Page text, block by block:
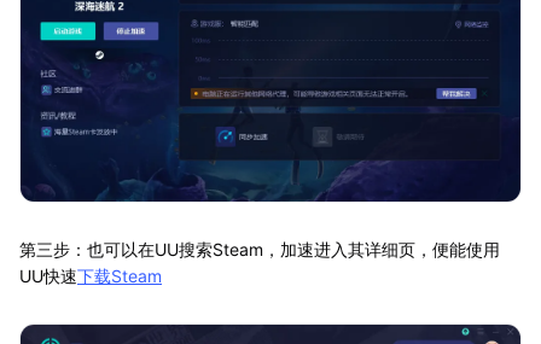
第三步：也可以在UU搜索Steam，加速进入其详细页，便能使用
UU快速下载Steam